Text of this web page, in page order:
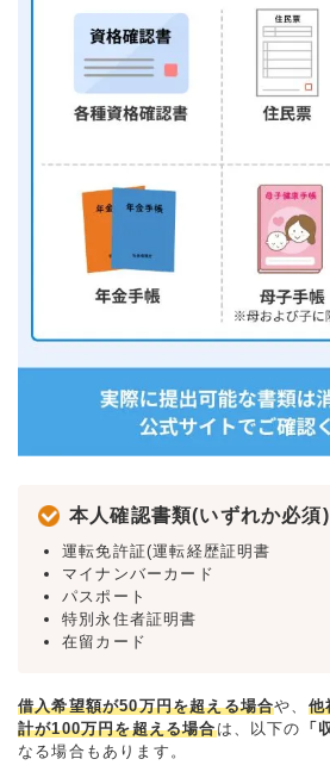
本人確認書類(いずれか必須)
運転免許証(運転経歴証明書
マイナンバーカード
パスポート
特別永住者証明書
在留カード
借入希望額が50万円を超える場合や、 他
計が100万円を超える場合は、以下の 「
なる場合もあります。